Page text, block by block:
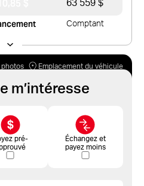
63 559 $
Comptant
Galerie photos Emplacement du véhicule
m’intéresse
pré-
Échangez et
payez moins